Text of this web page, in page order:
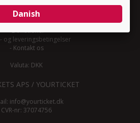
-Om YourTicket
Bliv arrangør
-Arrangør login
-Donationer
og leveringsbetingelser
- Kontakt os
Valuta: DKK
APS / YOURTICKET
info@yourticket.dk
CVR-nr: 37074756